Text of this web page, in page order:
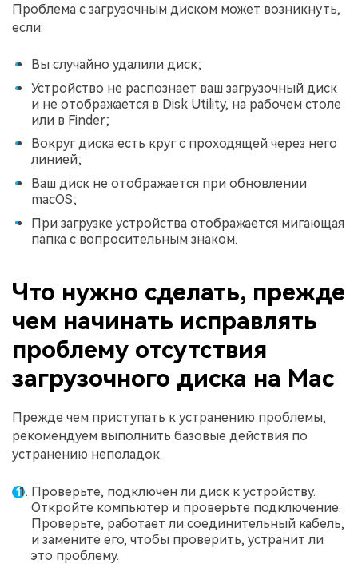
Проблема с загрузочным диском может возникнуть,
если:
Вы случайно удалили диск;
Устройство не распознает ваш загрузочный диск
и не отображается в Disk Utility, на рабочем столе
или в Finder;
Вокруг диска есть круг с проходящей через него
линией;
Ваш диск не отображается при обновлении
macOS;
При загрузке устройства отображается мигающая
папка с вопросительным знаком.
Что нужно сделать, прежде
чем начинать исправлять
проблему отсутствия
загрузочного диска на Mac
Прежде чем приступать к устранению проблемы,
рекомендуем выполнить базовые действия по
устранению неполадок.
Проверьте, подключен ли диск к устройству.
Откройте компьютер и проверьте подключение.
Проверьте, работает ли соединительный кабель,
и замените его, чтобы проверить, устранит ли
это проблему.